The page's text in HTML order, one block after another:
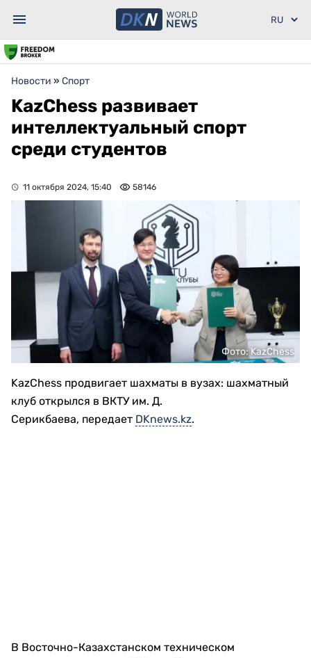
Новости » Спорт
KazChess развивает
интеллектуальный спорт
среди студентов
11 октября 2024, 15:40 58146
Фото: KazChess
KazChess продвигает шахматы в вузах: шахматный
клуб открылся в ВКТУ им. Д.
Серикбаева, передает DKnews.kz.
В Восточно-Казахстанском техническом